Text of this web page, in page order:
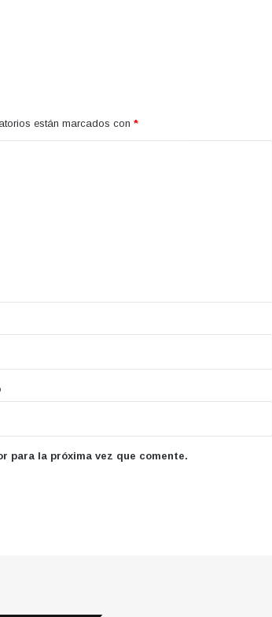
están marcados con *
para la próxima vez que comente.